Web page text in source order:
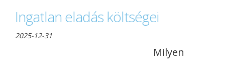
Ingatlan eladás költségei
2025-12-31
Milyen